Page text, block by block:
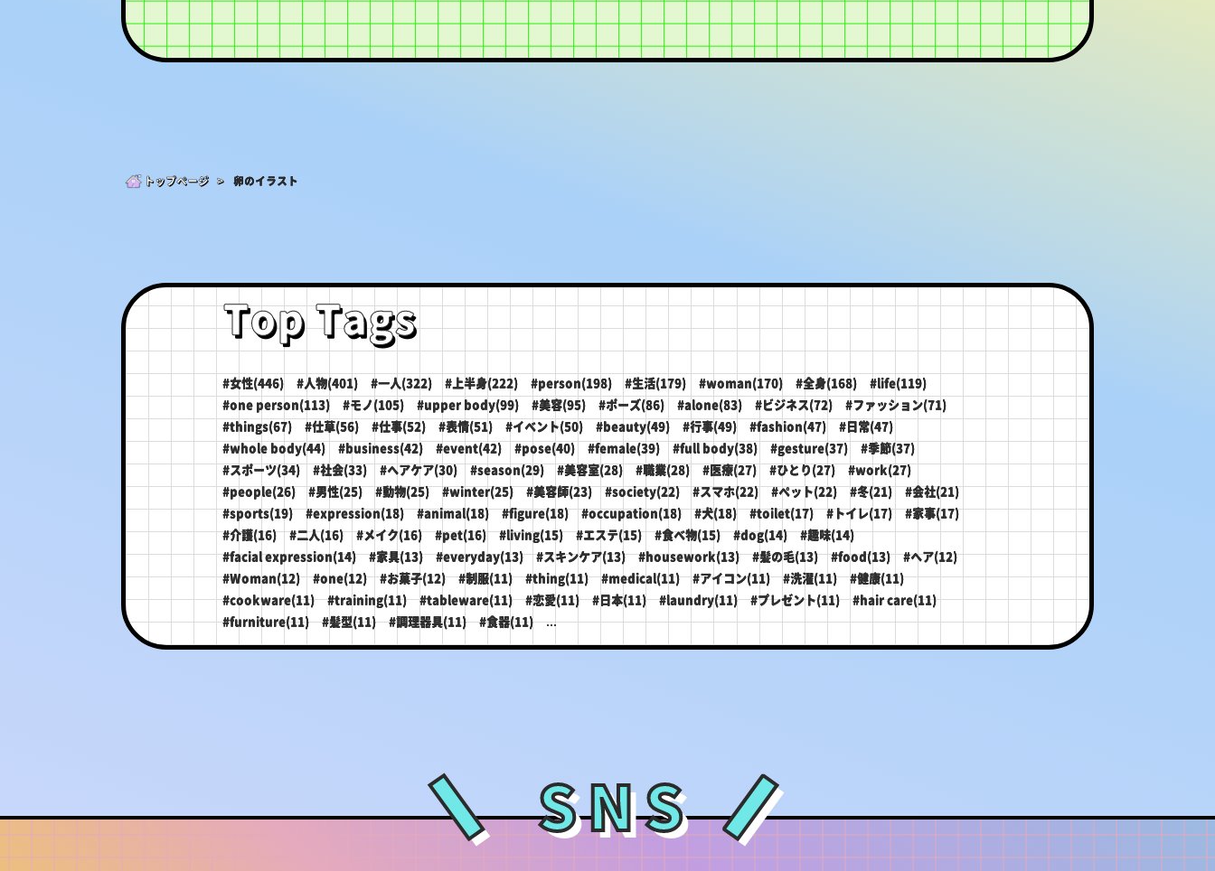
トップページ > 卵のイラスト
Top Tags
#女性(446) #人物(401) #一人(322) #上半身(222) #person(198) #生活(179) #woman(170) #全身(168)
#life(119)
#one person(113)
#モノ(105) #upper body(99) #美容(95) #ポーズ(86) #alone(83) #ビジネス(72)
#ファッション(71)
#things(67)
#仕草(56) #仕事(52) #表情(51) #イベント(50) #beauty(49) #行事(49) #fashion(47)
#日常(47)
#whole body(44)
#business(42) #event(42) #pose(40) #female(39) #full body(38) #gesture(37)
#季節(37)
#スポーツ(34)
#社会(33) #ヘアケア(30) #season(29) #美容室(28) #職業(28) #医療(27) #ひとり(27)
#work(27)
#people(26)
#男性(25) #動物(25) #winter(25) #美容師(23) #society(22) #スマホ(22) #ペット(22) #冬(21)
#会社(21)
#sports(19)
#expression(18) #animal(18) #figure(18) #occupation(18) #犬(18) #toilet(17) #トイレ(17)
#家事(17)
#介護(16)
#二人(16) #メイク(16) #pet(16) #living(15) #エステ(15) #食べ物(15) #dog(14)
#趣味(14)
#facial expression(14)
#家具(13) #everyday(13) #スキンケア(13) #housework(13) #髪の毛(13) #food(13)
#ヘア(12)
#Woman(12)
#one(12) #お菓子(12) #制服(11) #thing(11) #medical(11) #アイコン(11) #洗濯(11)
#健康(11)
#cookware(11)
#training(11) #tableware(11) #恋愛(11) #日本(11) #laundry(11) #プレゼント(11)
#hair care(11)
#furniture(11)
#髪型(11) #調理器具(11) #食器(11) ...
＼SNS／